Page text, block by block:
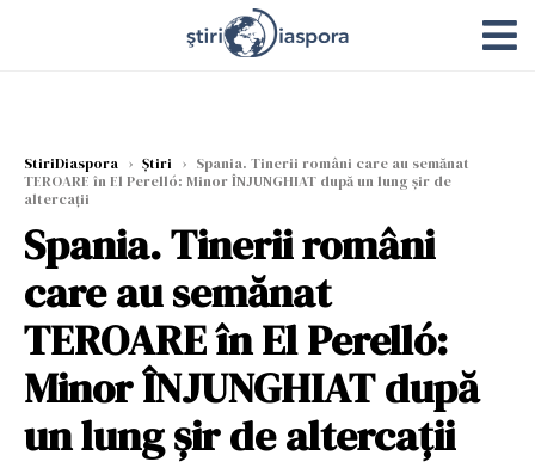
StiriDiaspora › Știri › Spania. Tinerii români care au semănat
TEROARE în El Perelló: Minor ÎNJUNGHIAT după un lung șir de
altercații
Spania. Tinerii români
care au semănat
TEROARE în El Perelló:
Minor ÎNJUNGHIAT după
un lung șir de altercații